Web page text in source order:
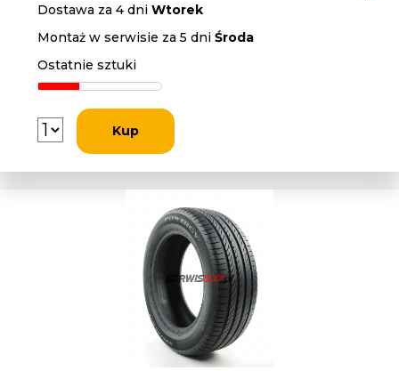
Dostawa za 4 dniWtorek
Montaż w serwisie za 5 dniŚroda
Ostatnie sztuki
Kup